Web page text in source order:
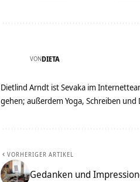
VONDIETA
Dietlind Arndt ist Sevaka im
gehen; außerdem Yoga, Schreiben und
VORHERIGER ARTIKEL
Gedanken und